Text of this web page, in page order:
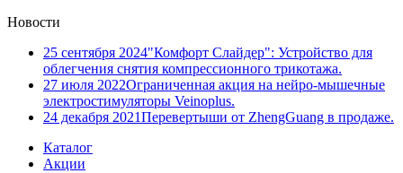
Новости
25 сентября 2024"Комфорт Слайдер": Устройство для
облегчения снятия компрессионного трикотажа.
27 июля 2022Ограниченная акция на нейро-мышечные
электростимуляторы Veinoplus.
24 декабря 2021Перевертыши от ZhengGuang в продаже.
Каталог
Акции